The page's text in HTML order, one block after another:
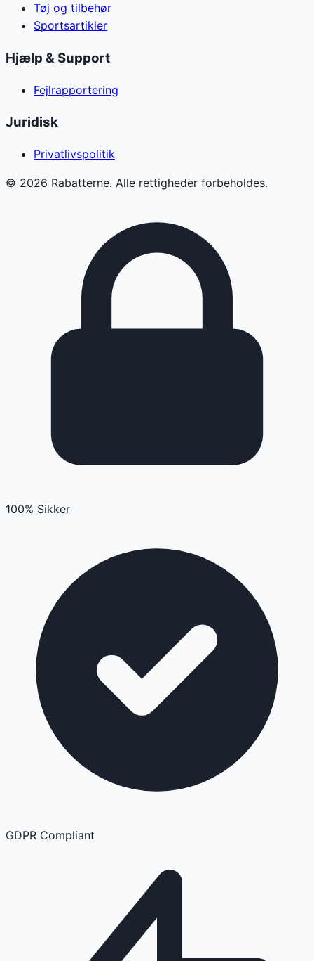
Tøj og tilbehør
Sportsartikler
Hjælp & Support
Fejlrapportering
Juridisk
Privatlivspolitik
© 2026 Rabatterne. Alle rettigheder forbeholdes.
100% Sikker
GDPR Compliant